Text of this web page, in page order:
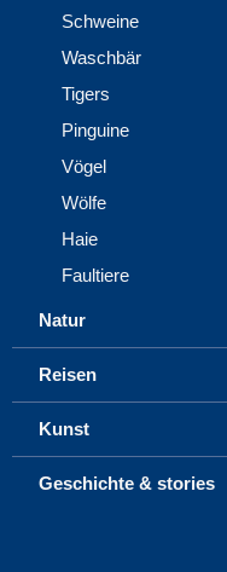
Schweine
Waschbär
Tigers
Pinguine
Vögel
Wölfe
Haie
Faultiere
Natur
Reisen
Kunst
Geschichte & stories